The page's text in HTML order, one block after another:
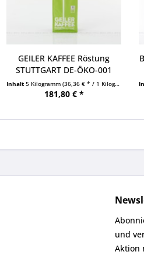
GEILER KAFFEE Röstung
STUTTGART DE-ÖKO-001
20x...
Inhalt 5 Kilogramm (36,36 € * / 1 Kilogramm)
181,80 € *
und
Aktion